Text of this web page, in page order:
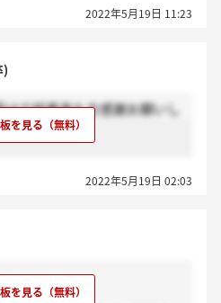
2022年5月19日 11:23
)
て結果来た方感謝お願いし
2022年5月19日 02:03